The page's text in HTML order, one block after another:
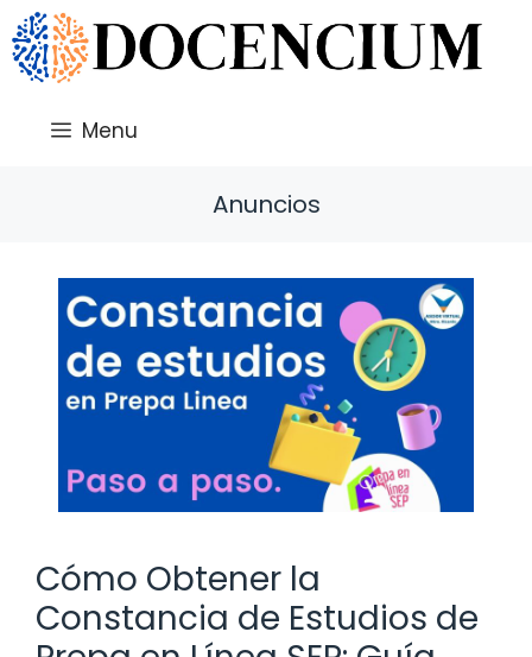
Saltar
al
contenido
Menu
Anuncios
Cómo Obtener la
Constancia de Estudios de